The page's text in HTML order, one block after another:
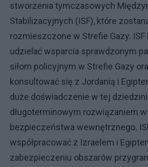
stworzenia tymczasowych
Stabilizacyjnych (ISF), które
rozmieszczone w Strefie Gazy.
udzielać wsparcia sprawdzonym
siłom policyjnym w Strefie Gazy
konsultować się z Jordanią i
duże doświadczenie w tej
długoterminowym rozwiązaniem
bezpieczeństwa wewnętrznego.
współpracować z Izraelem i
zabezpieczeniu obszarów